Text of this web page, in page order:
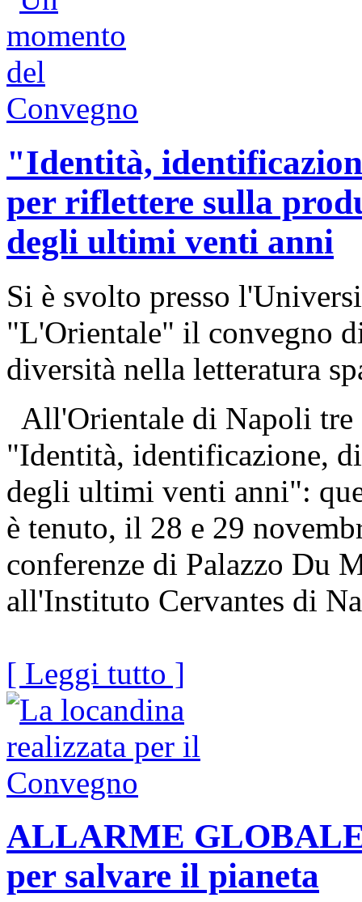
"Identità,
per riflettere sulla
degli ultimi venti anni
Si è svolto presso
"L'Orientale" il convegno
diversità nella letteratura
All'Orientale di Napoli tre
"Identità, identificazione,
degli ultimi venti anni":
è tenuto, il 28 e 29
conferenze di Palazzo Du
all'Instituto Cervantes di
[ Leggi tutto ]
ALLARME GLOBALE
per salvare il pianeta